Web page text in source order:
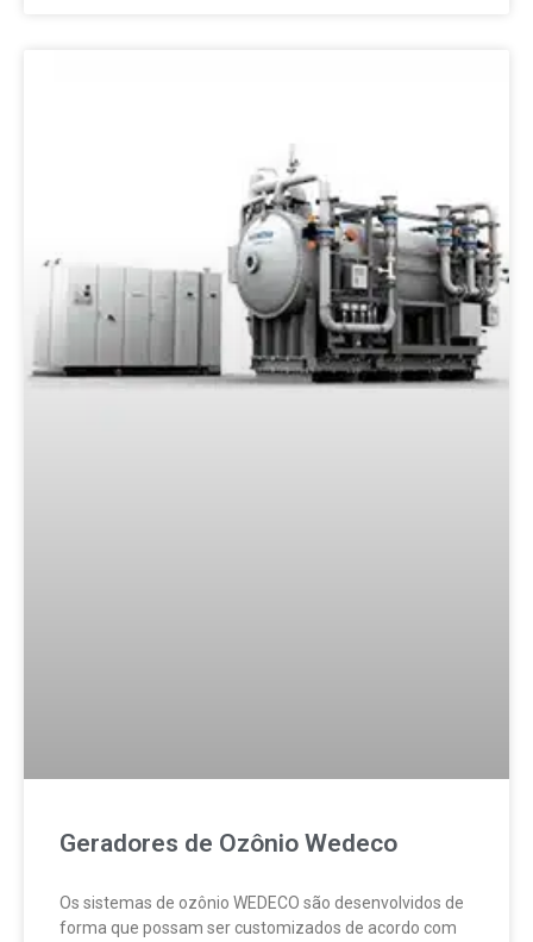
Geradores de Ozônio Wedeco
Os sistemas de ozônio WEDECO são desenvolvidos de
forma que possam ser customizados de acordo com